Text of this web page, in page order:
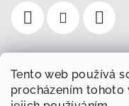
Tento web používá
procházením tohoto
Instagram